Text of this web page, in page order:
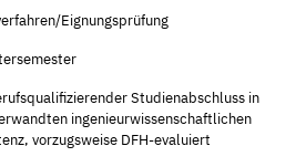
Eignungsprüfung
Studienabschluss in
ingenieurwissenschaftlichen
vorzugsweise DFH-evaluiert